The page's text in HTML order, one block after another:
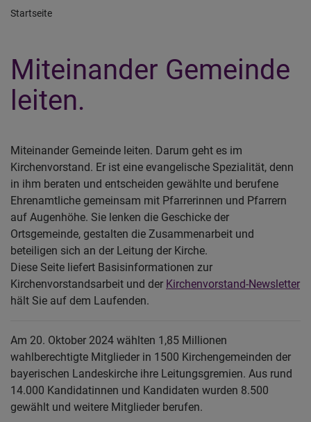
Startseite
Miteinander Gemeinde
leiten.
Miteinander Gemeinde leiten. Darum geht es im
Kirchenvorstand. Er ist eine evangelische Spezialität, denn
in ihm beraten und entscheiden gewählte und berufene
Ehrenamtliche gemeinsam mit Pfarrerinnen und Pfarrern
auf Augenhöhe. Sie lenken die Geschicke der
Ortsgemeinde, gestalten die Zusammenarbeit und
beteiligen sich an der Leitung der Kirche.
Diese Seite liefert Basisinformationen zur
Kirchenvorstandsarbeit und der Kirchenvorstand-Newsletter
hält Sie auf dem Laufenden.
Am 20. Oktober 2024 wählten 1,85 Millionen
wahlberechtigte Mitglieder in 1500 Kirchengemeinden der
bayerischen Landeskirche ihre Leitungsgremien. Aus rund
14.000 Kandidatinnen und Kandidaten wurden 8.500
gewählt und weitere Mitglieder berufen.